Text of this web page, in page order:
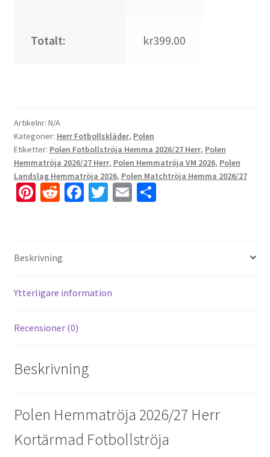
Totalt: kr399.00
Artikelnr: N/A
Kategorier: Herr Fotbollskläder, Polen
Etiketter: Polen Fotbollströja Hemma 2026/27 Herr, Polen
Hemmatröja 2026/27 Herr, Polen Hemmatröja VM 2026, Polen
Landslag Hemmatröja 2026, Polen Matchtröja Hemma 2026/27
Pi
es
R
di
t
Fa
k
T E D
Beskrivning
Ytterligare information
Recensioner (0)
Beskrivning
Polen Hemmatröja 2026/27 Herr
Kortärmad Fotbollströja